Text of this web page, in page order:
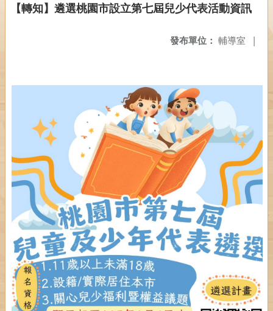
【轉知】遴選桃園市設立第七屆兒少代表活動資訊
發布單位： 輔導室 |